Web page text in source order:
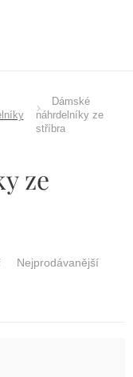
Dámské
náhrdelníky ze
stříbra
ze
Nejprodávanější